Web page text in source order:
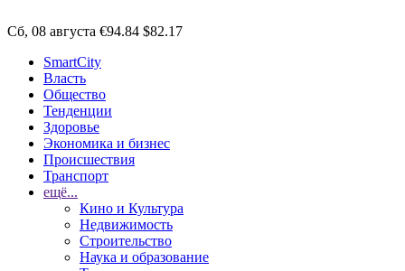
Сб, 08 августа €94.84 $82.17
SmartCity
Власть
Общество
Тенденции
Здоровье
Экономика и бизнес
Происшествия
Транспорт
ещё...
Кино и Культура
Недвижимость
Строительство
Наука и образование